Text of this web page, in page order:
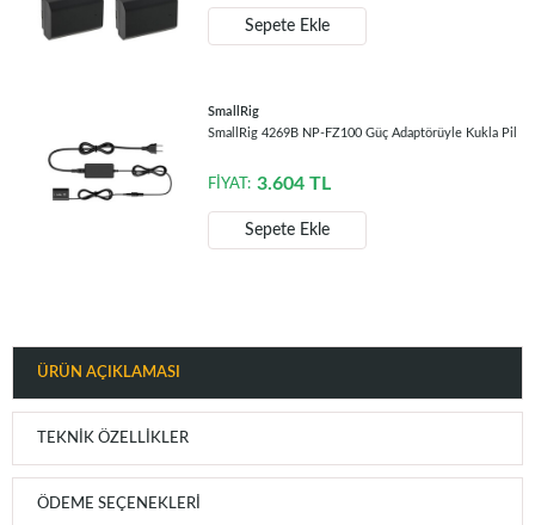
Sepete Ekle
SmallRig
SmallRig 4269B NP-FZ100 Güç Adaptörüyle Kukla Pil
FİYAT: 3.604 TL
Sepete Ekle
ÜRÜN AÇIKLAMASI
TEKNIK ÖZELLIKLER
ÖDEME SEÇENEKLERI